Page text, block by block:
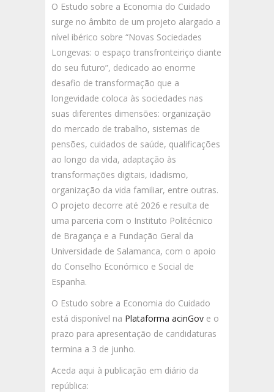
O Estudo sobre a Economia do Cuidado
surge no âmbito de um projeto alargado a
nível ibérico sobre “Novas Sociedades
Longevas: o espaço transfronteiriço diante
do seu futuro”, dedicado ao enorme
desafio de transformação que a
longevidade coloca às sociedades nas
suas diferentes dimensões: organização
do mercado de trabalho, sistemas de
pensões, cuidados de saúde, qualificações
ao longo da vida, adaptação às
transformações digitais, idadismo,
organização da vida familiar, entre outras.
O projeto decorre até 2026 e resulta de
uma parceria com o Instituto Politécnico
de Bragança e a Fundação Geral da
Universidade de Salamanca, com o apoio
do Conselho Económico e Social de
Espanha.
O Estudo sobre a Economia do Cuidado
está disponível na Plataforma acinGov e o
prazo para apresentação de candidaturas
termina a 3 de junho.
Aceda aqui à publicação em diário da
república: